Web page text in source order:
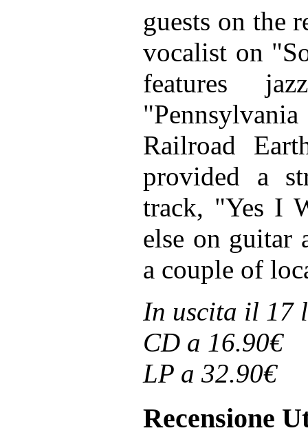
guests on the
vocalist on
features
Railroad
provided a
track, "Yes I
else on guitar
a couple of
In uscita il 17
CD a 16.90€
LP a 32.90€
Recensione